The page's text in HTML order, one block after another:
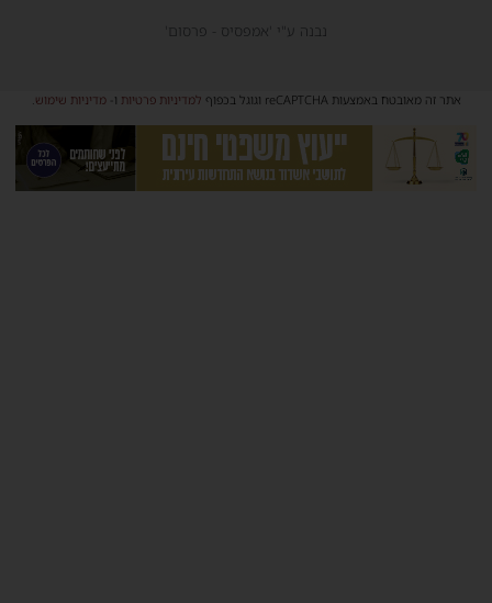
נבנה ע"י 'אמפסיס - פרסום'
אתר זה מאובטח באמצעות reCAPTCHA וגוגל בכפוף למדיניות פרטיותו-מדיניות שימוש.